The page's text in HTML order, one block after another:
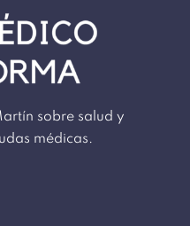
sobre salud y
médicas.